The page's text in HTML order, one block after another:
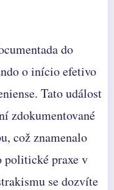
do
o início efetivo
Tato událost
zdokumentované
což znamenalo
politické praxe v
se dozvíte